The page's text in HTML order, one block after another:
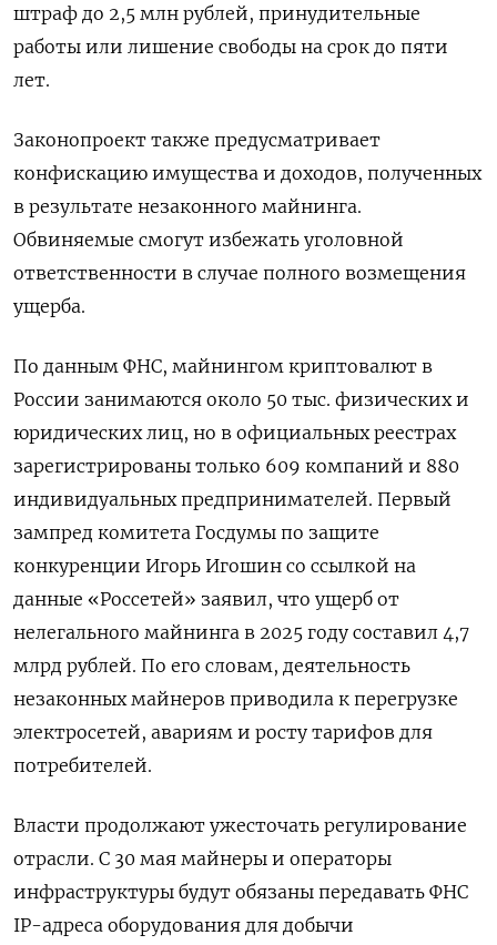
штраф до 2,5 млн рублей, принудительные
работы или лишение свободы на срок до пяти
лет.
Законопроект также предусматривает
конфискацию имущества и доходов, полученных
в результате незаконного майнинга.
Обвиняемые смогут избежать уголовной
ответственности в случае полного возмещения
ущерба.
По данным ФНС, майнингом криптовалют в
России занимаются около 50 тыс. физических и
юридических лиц, но в официальных реестрах
зарегистрированы только 609 компаний и 880
индивидуальных предпринимателей. Первый
зампред комитета Госдумы по защите
конкуренции Игорь Игошин со ссылкой на
данные «Россетей» заявил, что ущерб от
нелегального майнинга в 2025 году составил 4,7
млрд рублей. По его словам, деятельность
незаконных майнеров приводила к перегрузке
электросетей, авариям и росту тарифов для
потребителей.
Власти продолжают ужесточать регулирование
отрасли. С 30 мая майнеры и операторы
инфраструктуры будут обязаны передавать ФНС
IP-адреса оборудования для добычи